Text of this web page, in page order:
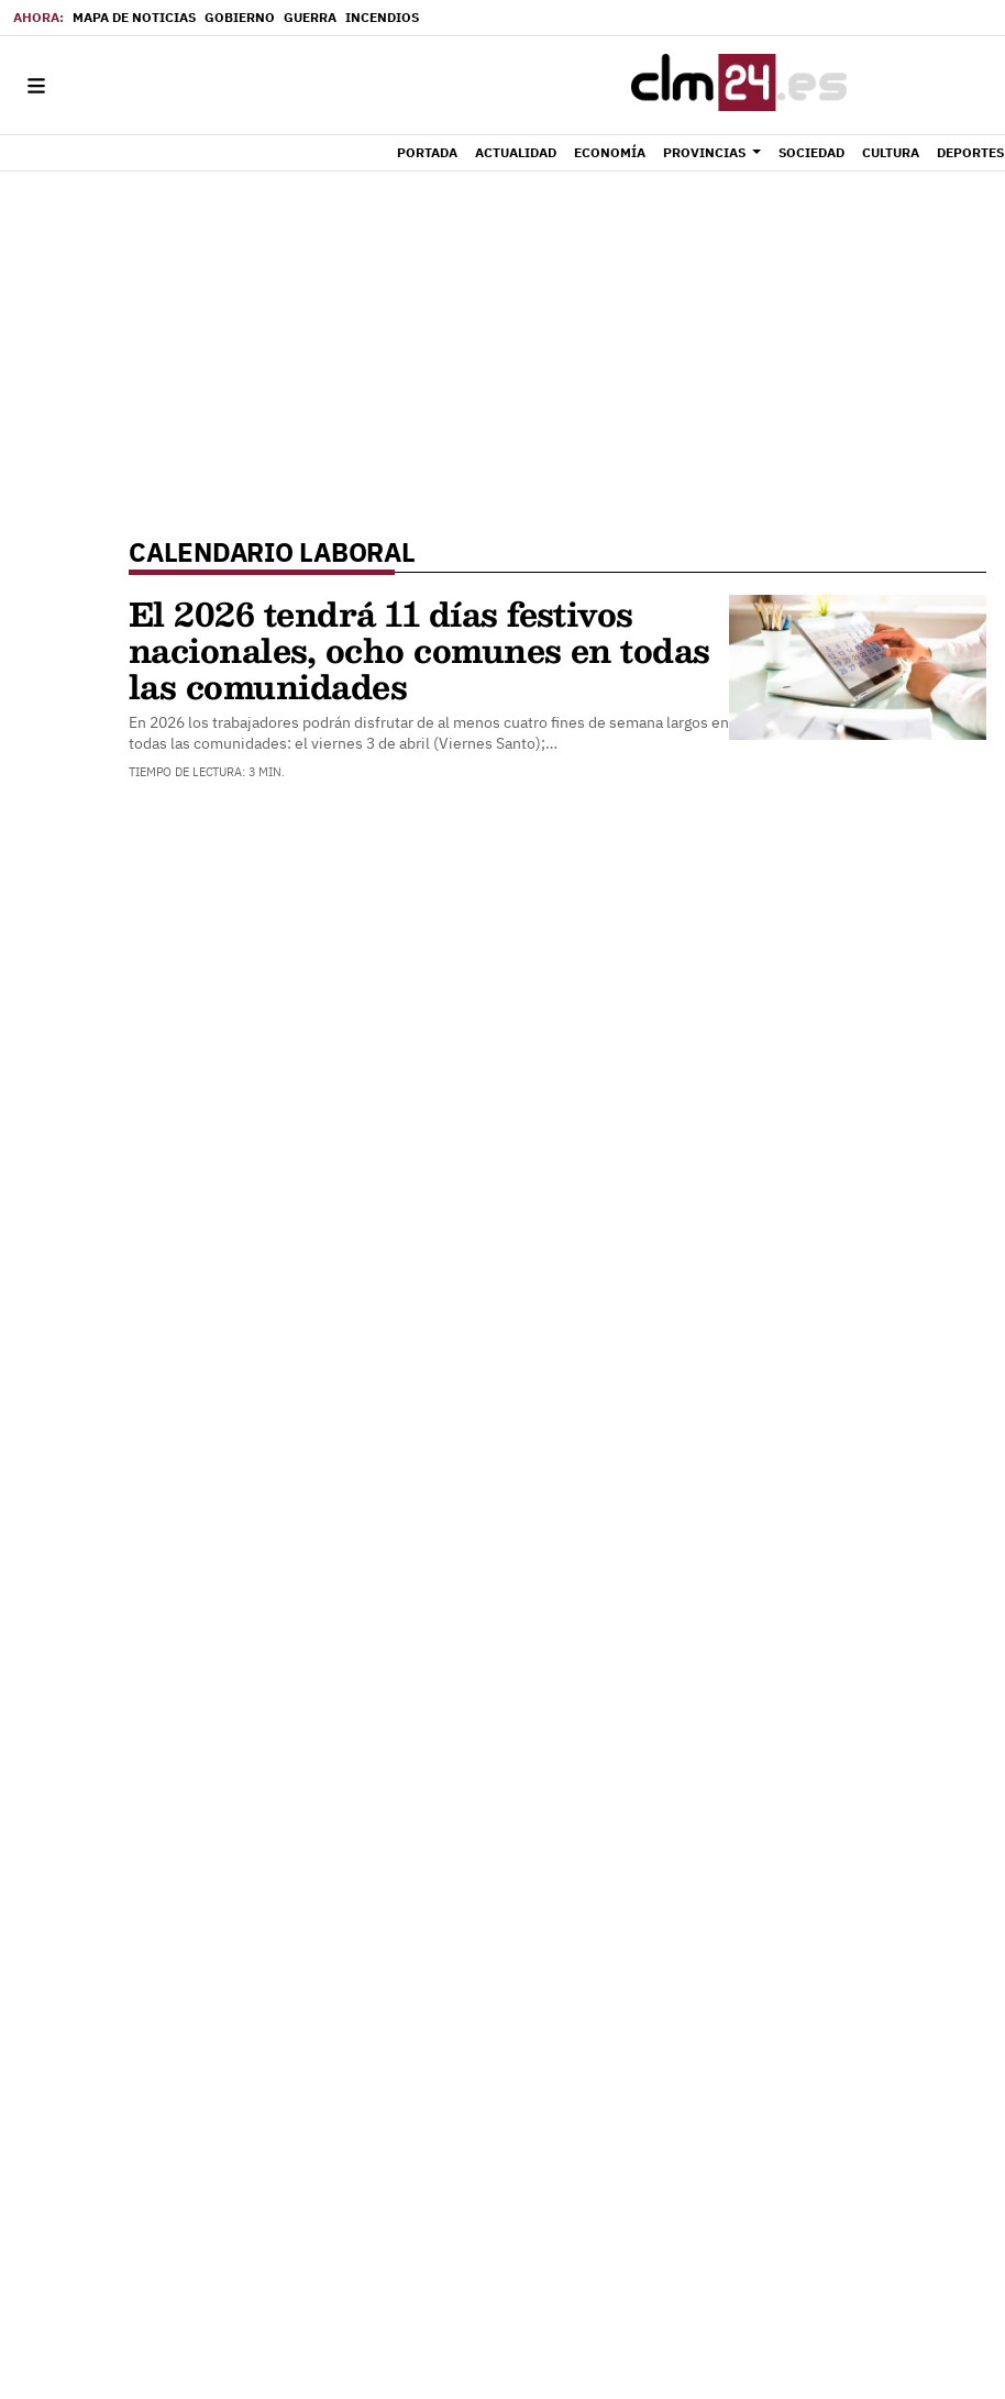
MAPA DE NOTICIAS GOBIERNO GUERRA INCENDIOS
PORTADA ACTUALIDAD ECONOMÍA PROVINCIAS SOCIEDAD CULTURA DEPORTES
CALENDARIO LABORAL
El 2026 tendrá 11 días festivos
nacionales, ocho comunes en todas
las comunidades
En 2026 los trabajadores podrán disfrutar de al menos cuatro fines de semana largos en
todas las comunidades: el viernes 3 de abril (Viernes Santo);…
TIEMPO DE LECTURA: 3 MIN.